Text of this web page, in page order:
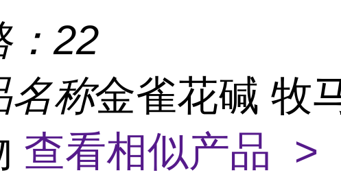
22
名称金雀花碱 牧
查看相似产品 >